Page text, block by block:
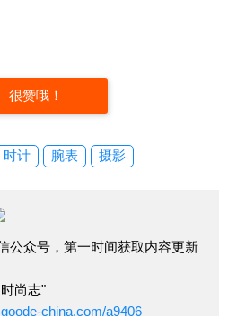
很赞哦！
时计 腕表 摄影
公众号，第一时间获取内容更新
尚志"
china.com/a9406